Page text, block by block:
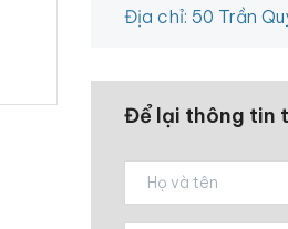
Địa chỉ: 50 Trần
Để lại thông tin